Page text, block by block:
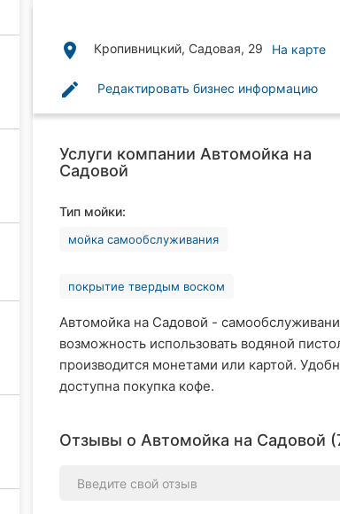
place Кропивницкий, Садовая, 29 На карте
edit Редактировать бизнес информацию
Услуги компании Автомойка на
Садовой
Тип мойки:
мойка самообслуживания
покрытие твердым воском
Автомойка на Садовой -
возможность использовать водяной
производится монетами или картой.
доступна покупка кофе.
Отзывы о Автомойка на Садовой